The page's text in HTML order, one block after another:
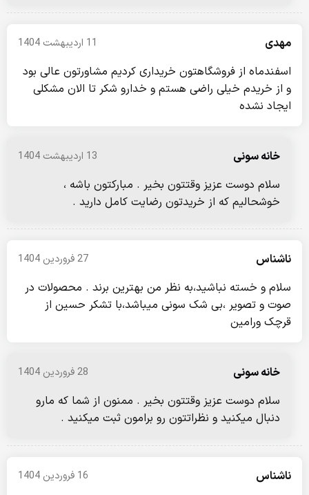
مهدی 11 اردیبهشت 1404
اسفندماه از فروشگاهتون خریداری کردیم مشاورتون عالی بود
و از خریدم خیلی راضی هستم و خدارو شکر تا الان مشکلی
ایجاد نشده
خانه سونی 13 اردیبهشت 1404
سلام دوست عزیز وقتتون بخیر . مبارکتون باشه ،
خوشحالیم که از خریدتون رضایت کامل دارید .
ناشناس 27 فروردین 1404
سلام و خسته نباشید،به نظر من بهترین برند . محصولات در
صوت و تصویر ،بی شک سونی میباشد،با تشکر حسین از
قرچک ورامین
خانه سونی 28 فروردین 1404
سلام دوست عزیز وقتتون بخیر . ممنون از شما که مارو
دنبال میکنید و نظراتتون رو برامون ثبت میکنید .
ناشناس 16 فروردین 1404